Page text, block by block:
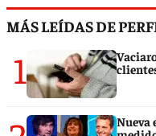
MÁS LEÍDAS DE
1
Nueva